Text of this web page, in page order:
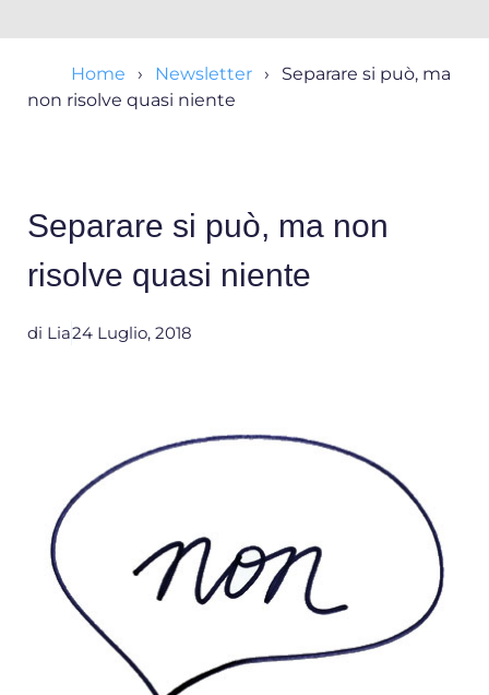
Home Newsletter
Separare si può, ma
non risolve quasi niente
Separare si può, ma non
risolve quasi niente
di Lia24 Luglio, 2018